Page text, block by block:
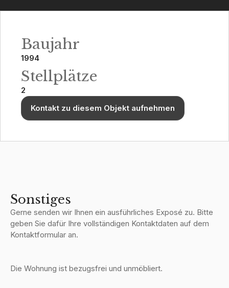
Baujahr
1994
Stellplätze
2
Kontakt zu diesem Objekt aufnehmen
Sonstiges
Gerne senden wir Ihnen ein ausführliches Exposé zu. Bitte
geben Sie dafür Ihre vollständigen Kontaktdaten auf dem
Kontaktformular an.
Die Wohnung ist bezugsfrei und unmöbliert.